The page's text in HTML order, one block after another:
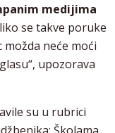
medijima
se takve poruke
neće moći
upozorava
su u rubrici